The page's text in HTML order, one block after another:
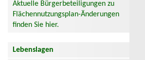
Aktuelle Bürgerbeteiligungen zu
Flächennutzungsplan-Änderungen
finden Sie hier.
Lebenslagen